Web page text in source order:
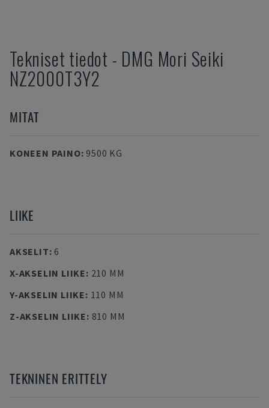
Tekniset tiedot - DMG Mori Seiki
NZ2000T3Y2
MITAT
KONEEN PAINO: 9500 KG
LIIKE
AKSELIT: 6
X-AKSELIN LIIKE: 210 MM
Y-AKSELIN LIIKE: 110 MM
Z-AKSELIN LIIKE: 810 MM
TEKNINEN ERITTELY